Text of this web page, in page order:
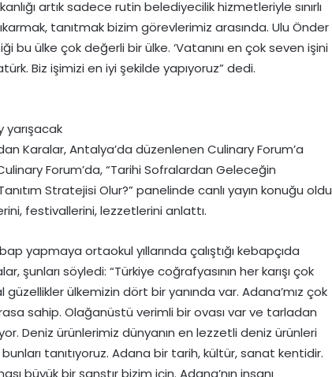
artık sadece rutin belediyecilik hizmetleriyle sınırlı
tanıtmak bizim görevlerimiz arasında. Ulu Önder
ülke çok değerli bir ülke. ‘Vatanını en çok seven işini
Biz işimizi en iyi şekilde yapıyoruz” dedi.
yarışacak
Karalar, Antalya’da düzenlenen Culinary Forum’a
Forum’da, “Tarihi Sofralardan Geleceğin
Stratejisi Olur?” panelinde canlı yayın konuğu oldu
festivallerini, lezzetlerini anlattı.
yapmaya ortaokul yıllarında çalıştığı kebapçıda
şunları söyledi: “Türkiye coğrafyasının her karışı çok
ülkemizin dört bir yanında var. Adana’mız çok
sahip. Olağanüstü verimli bir ovası var ve tarladan
Deniz ürünlerimiz dünyanın en lezzetli deniz ürünleri
tanıtıyoruz. Adana bir tarih, kültür, sanat kentidir.
büyük bir şanstır bizim için. Adana’nın insanı